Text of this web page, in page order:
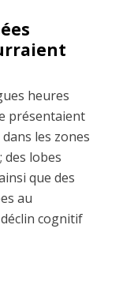
heures
présentaient
les zones
des lobes
que des
au
cognitif